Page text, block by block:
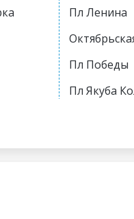
Пл Ленина
Пл Победы
Пл Якуба